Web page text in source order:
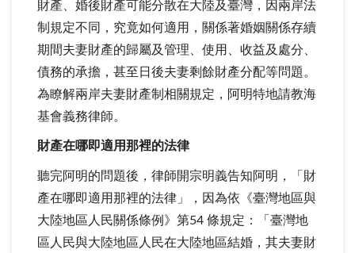
財產、婚後財產可能分散在大陸及臺灣，因兩岸法
制規定不同，究竟如何適用，關係著婚姻關係存續
期間夫妻財產的歸屬及管理、使用、收益及處分、
債務的承擔，甚至日後夫妻剩餘財產分配等問題。
為瞭解兩岸夫妻財產制相關規定，阿明特地請教海
基會義務律師。
財產在哪即適用那裡的法律
聽完阿明的問題後，律師開宗明義告知阿明，「財
產在哪即適用那裡的法律」，因為依《臺灣地區與
大陸地區人民關係條例》第54 條規定：「臺灣地
區人民與大陸地區人民在大陸地區結婚，其夫妻財